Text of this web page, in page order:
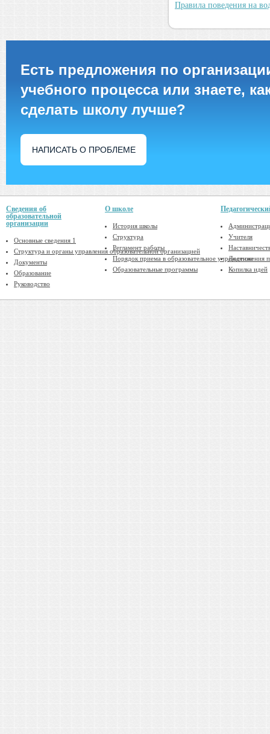
Правила поведения на
Есть предложения по
учебного процесса или знаете,
сделать школу лучше?
НАПИСАТЬ О ПРОБЛЕМЕ
Сведения об
образовательной
организации
Основные сведения 1
Структура и органы управления образовательной организацией
Документы
Образование
Руководство
О школе
История школы
Структура
Регламент работы
Порядок приема в образовательное учреждение
Образовательные программы
Учителя
Достижения
Копилка идей